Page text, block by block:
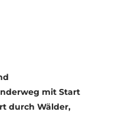
mit Start
durch Wälder,